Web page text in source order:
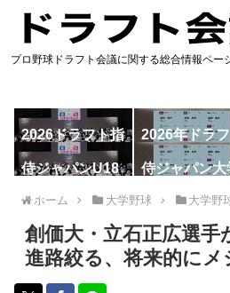
プロ野球ドラフト会議に関する総合情報ペー
2026ドラフト指
名予想
2026年ドラ
候補
侍ジャパンU18
代表
侍ジャパン大
代表
ホーム 大学野球 大学野
創価大・立石正広選手
進路絞る、将来的にメ